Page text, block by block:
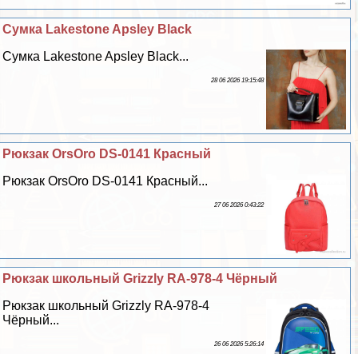
Сумка Lakestone Apsley Black
Сумка Lakestone Apsley Black...
28 06 2026 19:15:48
Рюкзак OrsOro DS-0141 Красный
Рюкзак OrsOro DS-0141 Красный...
27 06 2026 0:43:22
Рюкзак школьный Grizzly RA-978-4 Чёрный
Рюкзак школьный Grizzly RA-978-4
Чёрный...
26 06 2026 5:26:14